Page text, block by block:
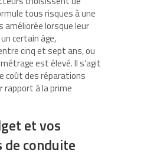
tous risques à une
améliorée lorsque leur
certain âge,
cinq et sept ans, ou
est élevé. Il s’agit
coût des réparations
à la prime
et vos
de conduite